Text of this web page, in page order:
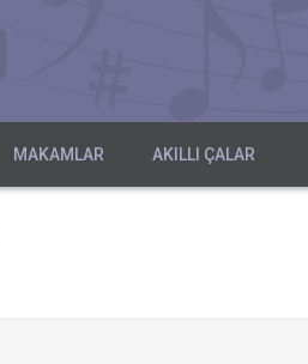
MAKAMLAR AKILLI ÇALAR